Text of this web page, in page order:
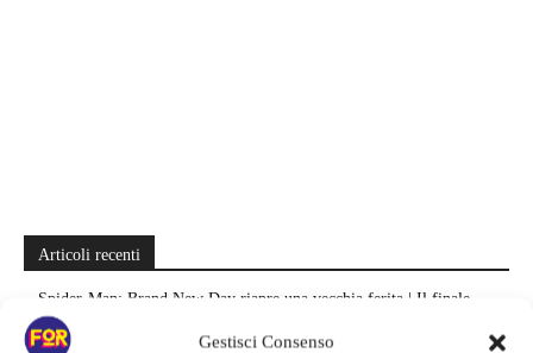
Gestisci Consenso
Articoli recenti
Spider-Man: Brand New Day riapre una vecchia ferita | Il finale
alimenta una nuova teoria: il dettaglio che coinvolge i due più amati